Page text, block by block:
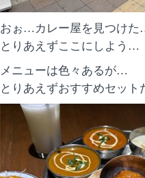
おぉ…カレー屋を見つけ
とりあえずここにしよう…
メニューは色々あるが…
とりあえずおすすめセッ